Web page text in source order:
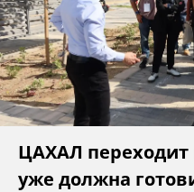
ЦАХАЛ
уже должна